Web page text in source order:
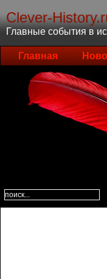
Clever-
Главные события в
Главная